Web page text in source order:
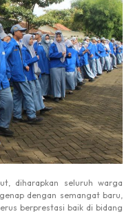
diharapkan seluruh warga
dengan semangat baru,
berprestasi baik di bidang